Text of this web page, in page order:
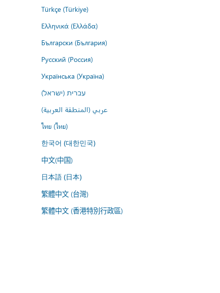
Türkçe (Türkiye)
Ελληνικά (Ελλάδα)
Български (България)
Русский (Россия)
Українська (Україна)
עברית (ישראל)
عربي (المنطقة العربية)
ไทย (ไทย)
한국어 (대한민국)
中文(中国)
日本語 (日本)
繁體中文 (台灣)
繁體中文 (香港特別行政區)